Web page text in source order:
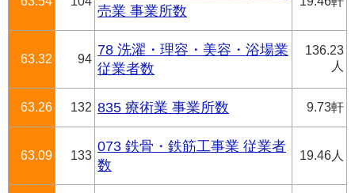
売業 事業所数
63.32 94
78 洗濯・理容・美容・浴場業
従業者数
136.23
人
63.26 132 835 療術業 事業所数 9.73軒
63.09 133
073 鉄骨・鉄筋工事業 従業者
数
19.46人